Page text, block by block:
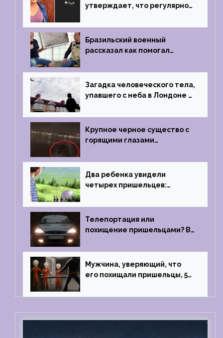
утверждает, что регулярно
инопланетянами
Бразильский военный
рассказал как помогал
1996 году
Загадка человеческого тела,
упавшего с неба в Лондоне в
Крупное черное существо с
горящими глазами
Два ребенка увидели
четырех пришельцев:
1967 году
Телепортация или
похищение пришельцами? В
случай произошел с семьей
из Аргентины
Мужчина, уверяющий, что
его похищали пришельцы, 5
тест на детекторе лжи